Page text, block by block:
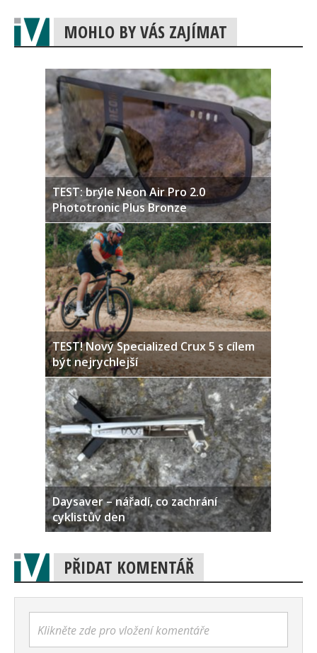
MOHLO BY VÁS ZAJÍMAT
TEST: brýle Neon Air Pro 2.0
Phototronic Plus Bronze
TEST! Nový Specialized Crux 5 s cílem
být nejrychlejší
Daysaver – nářadí, co zachrání
cyklistův den
PŘIDAT KOMENTÁŘ
Klikněte zde pro vložení komentáře